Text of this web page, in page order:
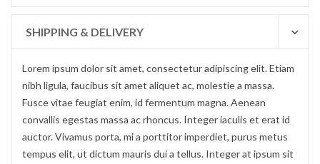
SHIPPING & DELIVERY
Lorem ipsum dolor sit amet, consectetur adipiscing elit. Etiam
nibh ligula, faucibus sit amet aliquet ac, molestie a massa.
Fusce vitae feugiat enim, id fermentum magna. Aenean
convallis egestas massa ac rhoncus. Integer iaculis et erat id
auctor. Vivamus porta, mi a porttitor imperdiet, purus metus
tempus elit, ut dictum mauris dui a tellus. Integer at ipsum sit